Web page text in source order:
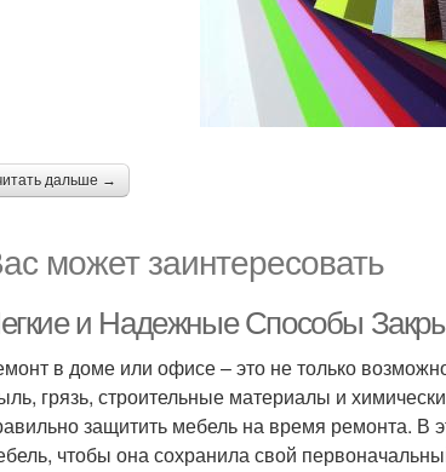
дальше →
может заинтересовать
и Надежные Способы
в доме или офисе – это не только
грязь, строительные материалы и
защитить мебель на время ремонта. В
чтобы она сохранила свой